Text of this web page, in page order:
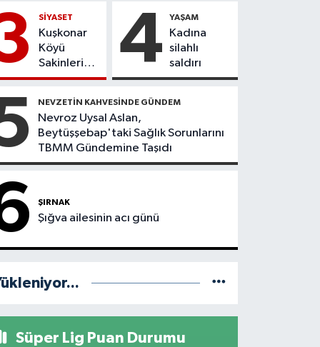
statüsüne
yükseltildi
KAVŞAK
İHMALİ
KAZAYLA
SONUÇLANDI
SİYASET
Kuşkonar
Köyü
Sakinleri
Doğdukları
Dönmek
İstiyor
4 YAŞAM
Kadına
silahlı
saldırı
NEVZETİN KAHVESİNDE GÜNDEM
Nevroz Uysal Aslan,
Beytüşşebap'taki Sağlık Sorunlarını
TBMM Gündemine Taşıdı
ŞIRNAK
Şığva ailesinin acı günü
Süper Lig Puan Durumu